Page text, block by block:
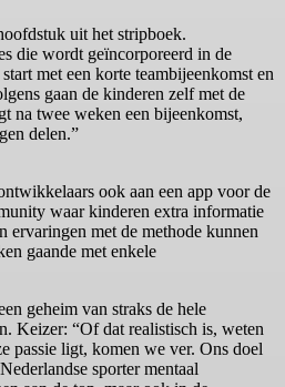
uit het stripboek.
die wordt geïncorporeerd in de
met een korte teambijeenkomst en
gaan de kinderen zelf met de
na twee weken een bijeenkomst,
delen.”
ook aan een app voor de
waar kinderen extra informatie
ervaringen met de methode kunnen
gaande met enkele
geheim van straks de hele
Keizer: “Of dat realistisch is, weten
passie ligt, komen we ver. Ons doel
sporter mentaal